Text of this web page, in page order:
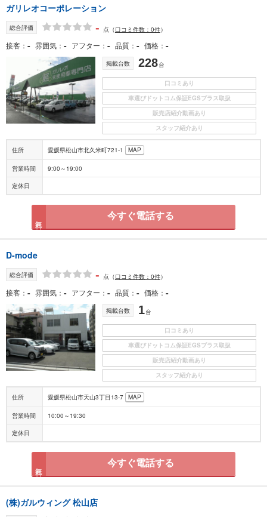
ガリレオコーポレーション
総合評価 - 点 （口コミ件数：0件）
接客 - 雰囲気 - アフター - 品質 - 価格 -
掲載台数 228台
口コミあり
車選びドットコム保証EGSプラス取扱
販売店紹介動画あり
スタッフ紹介あり
住所 愛媛県松山市北久米町721-1 MAP
営業時間 9:00～19:00
定休日
今すぐ電話する
D-mode
総合評価 - 点 （口コミ件数：0件）
接客 - 雰囲気 - アフター - 品質 - 価格 -
掲載台数 1台
口コミあり
車選びドットコム保証EGSプラス取扱
販売店紹介動画あり
スタッフ紹介あり
住所 愛媛県松山市天山3丁目13-7 MAP
営業時間 10:00～19:30
定休日
今すぐ電話する
(株)ガルウィング 松山店